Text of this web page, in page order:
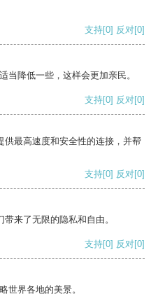
支持[0] 反对[0]
当降低一些，这样会更加亲民。
支持[0] 反对[0]
最高速度和安全性的连接，并帮
支持[0] 反对[0]
来了无限的隐私和自由。
支持[0] 反对[0]
世界各地的美景。